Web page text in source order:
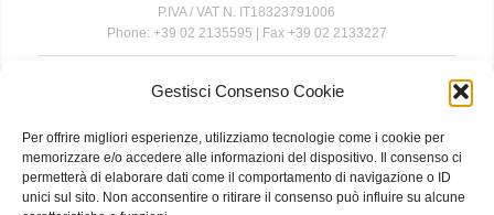
Gestisci Consenso Cookie
Per offrire migliori esperienze, utilizziamo tecnologie come i cookie per
memorizzare e/o accedere alle informazioni del dispositivo. Il consenso ci
permetterà di elaborare dati come il comportamento di navigazione o ID
unici sul sito. Non acconsentire o ritirare il consenso può influire su alcune
P.IVA / VAT N. IT18323791006
Phone: +39 02 2135595 | Fax +39 02 2133227
The information contained in this website is for general information
while we endeavour to keep the information up to date and correct, we
make no representations or warranties of any kind, express or implied,
about the completeness, accuracy, reliability, suitability or availability
with respect to the website or the information, products, services, or